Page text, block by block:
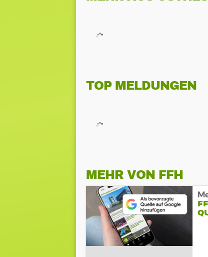
TOP MELDUNGEN
MEHR VON FFH